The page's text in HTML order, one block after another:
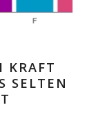
KRAFT
SELTEN